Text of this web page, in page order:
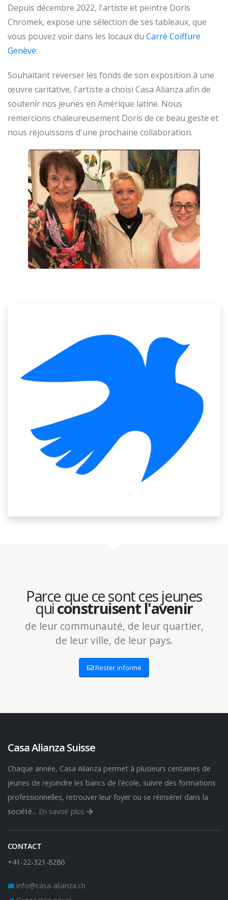
Depuis décembre 2022, l'artiste et peintre Doris
Chromek, expose une sélection de ses tableaux, que
vous pouvez voir dans les locaux du Carré Coiffure
Genève.
Souhaitant reverser les fonds de son exposition à une
œuvre caritative, l'artiste a choisi Casa Alianza afin de
soutenir nos jeunes en Amérique latine. Nous
remercions chaleureusement Doris de ce beau geste et
nous réjouissons d'une prochaine collaboration.
Parce que ce sont ces jeunes
quiconstruisent l'avenir
de leur communauté, de leur quartier,
de leur ville, de leur pays.
Rester informé
Casa Alianza Suisse
Chaque année, Casa Alianza permet à plusieurs centaines de
jeunes de rejoindre les bancs de l'école, suivre des formations
professionnelles, retrouver leur foyer ou se réinsérer dans la
société... En savoir plus
CONTACT
+41-22-321-8286
info@casa-alianza.ch